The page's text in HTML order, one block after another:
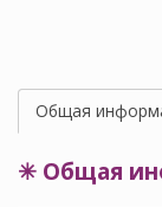
Общая
✳ Общая